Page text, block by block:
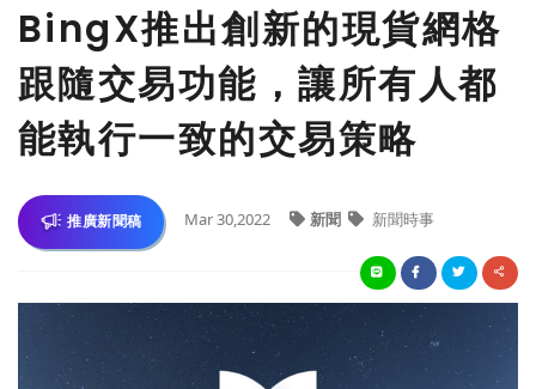
BingX推出創新的現貨網格
跟隨交易功能，讓所有人都
能執行一致的交易策略
推廣新聞稿 Mar 30,2022 新聞 新聞時事